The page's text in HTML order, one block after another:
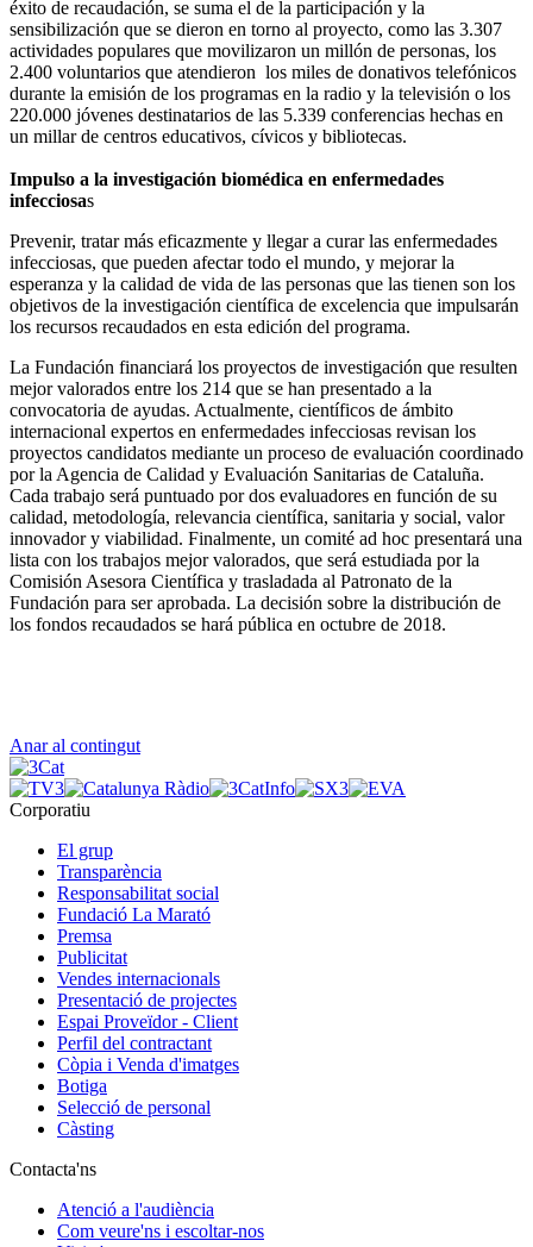
éxito de recaudación, se suma el de la participación y la
sensibilización que se dieron en torno al proyecto, como las 3.307
actividades populares que movilizaron un millón de personas, los
2.400 voluntarios que atendieron los miles de donativos telefónicos
durante la emisión de los programas en la radio y la televisión o los
220.000 jóvenes destinatarios de las 5.339 conferencias hechas en
un millar de centros educativos, cívicos y bibliotecas.
Impulso a la investigación biomédica en enfermedades
infecciosas
Prevenir, tratar más eficazmente y llegar a curar las enfermedades
infecciosas, que pueden afectar todo el mundo, y mejorar la
esperanza y la calidad de vida de las personas que las tienen son los
objetivos de la investigación científica de excelencia que impulsarán
los recursos recaudados en esta edición del programa.
La Fundación financiará los proyectos de investigación que resulten
mejor valorados entre los 214 que se han presentado a la
convocatoria de ayudas. Actualmente, científicos de ámbito
internacional expertos en enfermedades infecciosas revisan los
proyectos candidatos mediante un proceso de evaluación coordinado
por la Agencia de Calidad y Evaluación Sanitarias de Cataluña.
Cada trabajo será puntuado por dos evaluadores en función de su
calidad, metodología, relevancia científica, sanitaria y social, valor
innovador y viabilidad. Finalmente, un comité ad hoc presentará una
lista con los trabajos mejor valorados, que será estudiada por la
Comisión Asesora Científica y trasladada al Patronato de la
Fundación para ser aprobada. La decisión sobre la distribución de
los fondos recaudados se hará pública en octubre de 2018.
Anar al contingut
Corporatiu
El grup
Transparència
Responsabilitat social
Fundació La Marató
Premsa
Publicitat
Vendes internacionals
Presentació de projectes
Espai Proveïdor - Client
Perfil del contractant
Còpia i Venda d'imatges
Botiga
Selecció de personal
Càsting
Contacta'ns
Atenció a l'audiència
Com veure'ns i escoltar-nos